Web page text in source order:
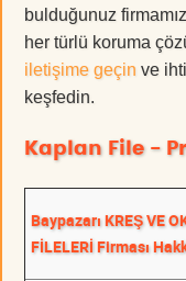
bulduğunuz
her türlü koruma
iletişime geçin ve
keşfedin.
Kaplan File -
Baypazarı KREŞ VE
FİLELERİ Firması